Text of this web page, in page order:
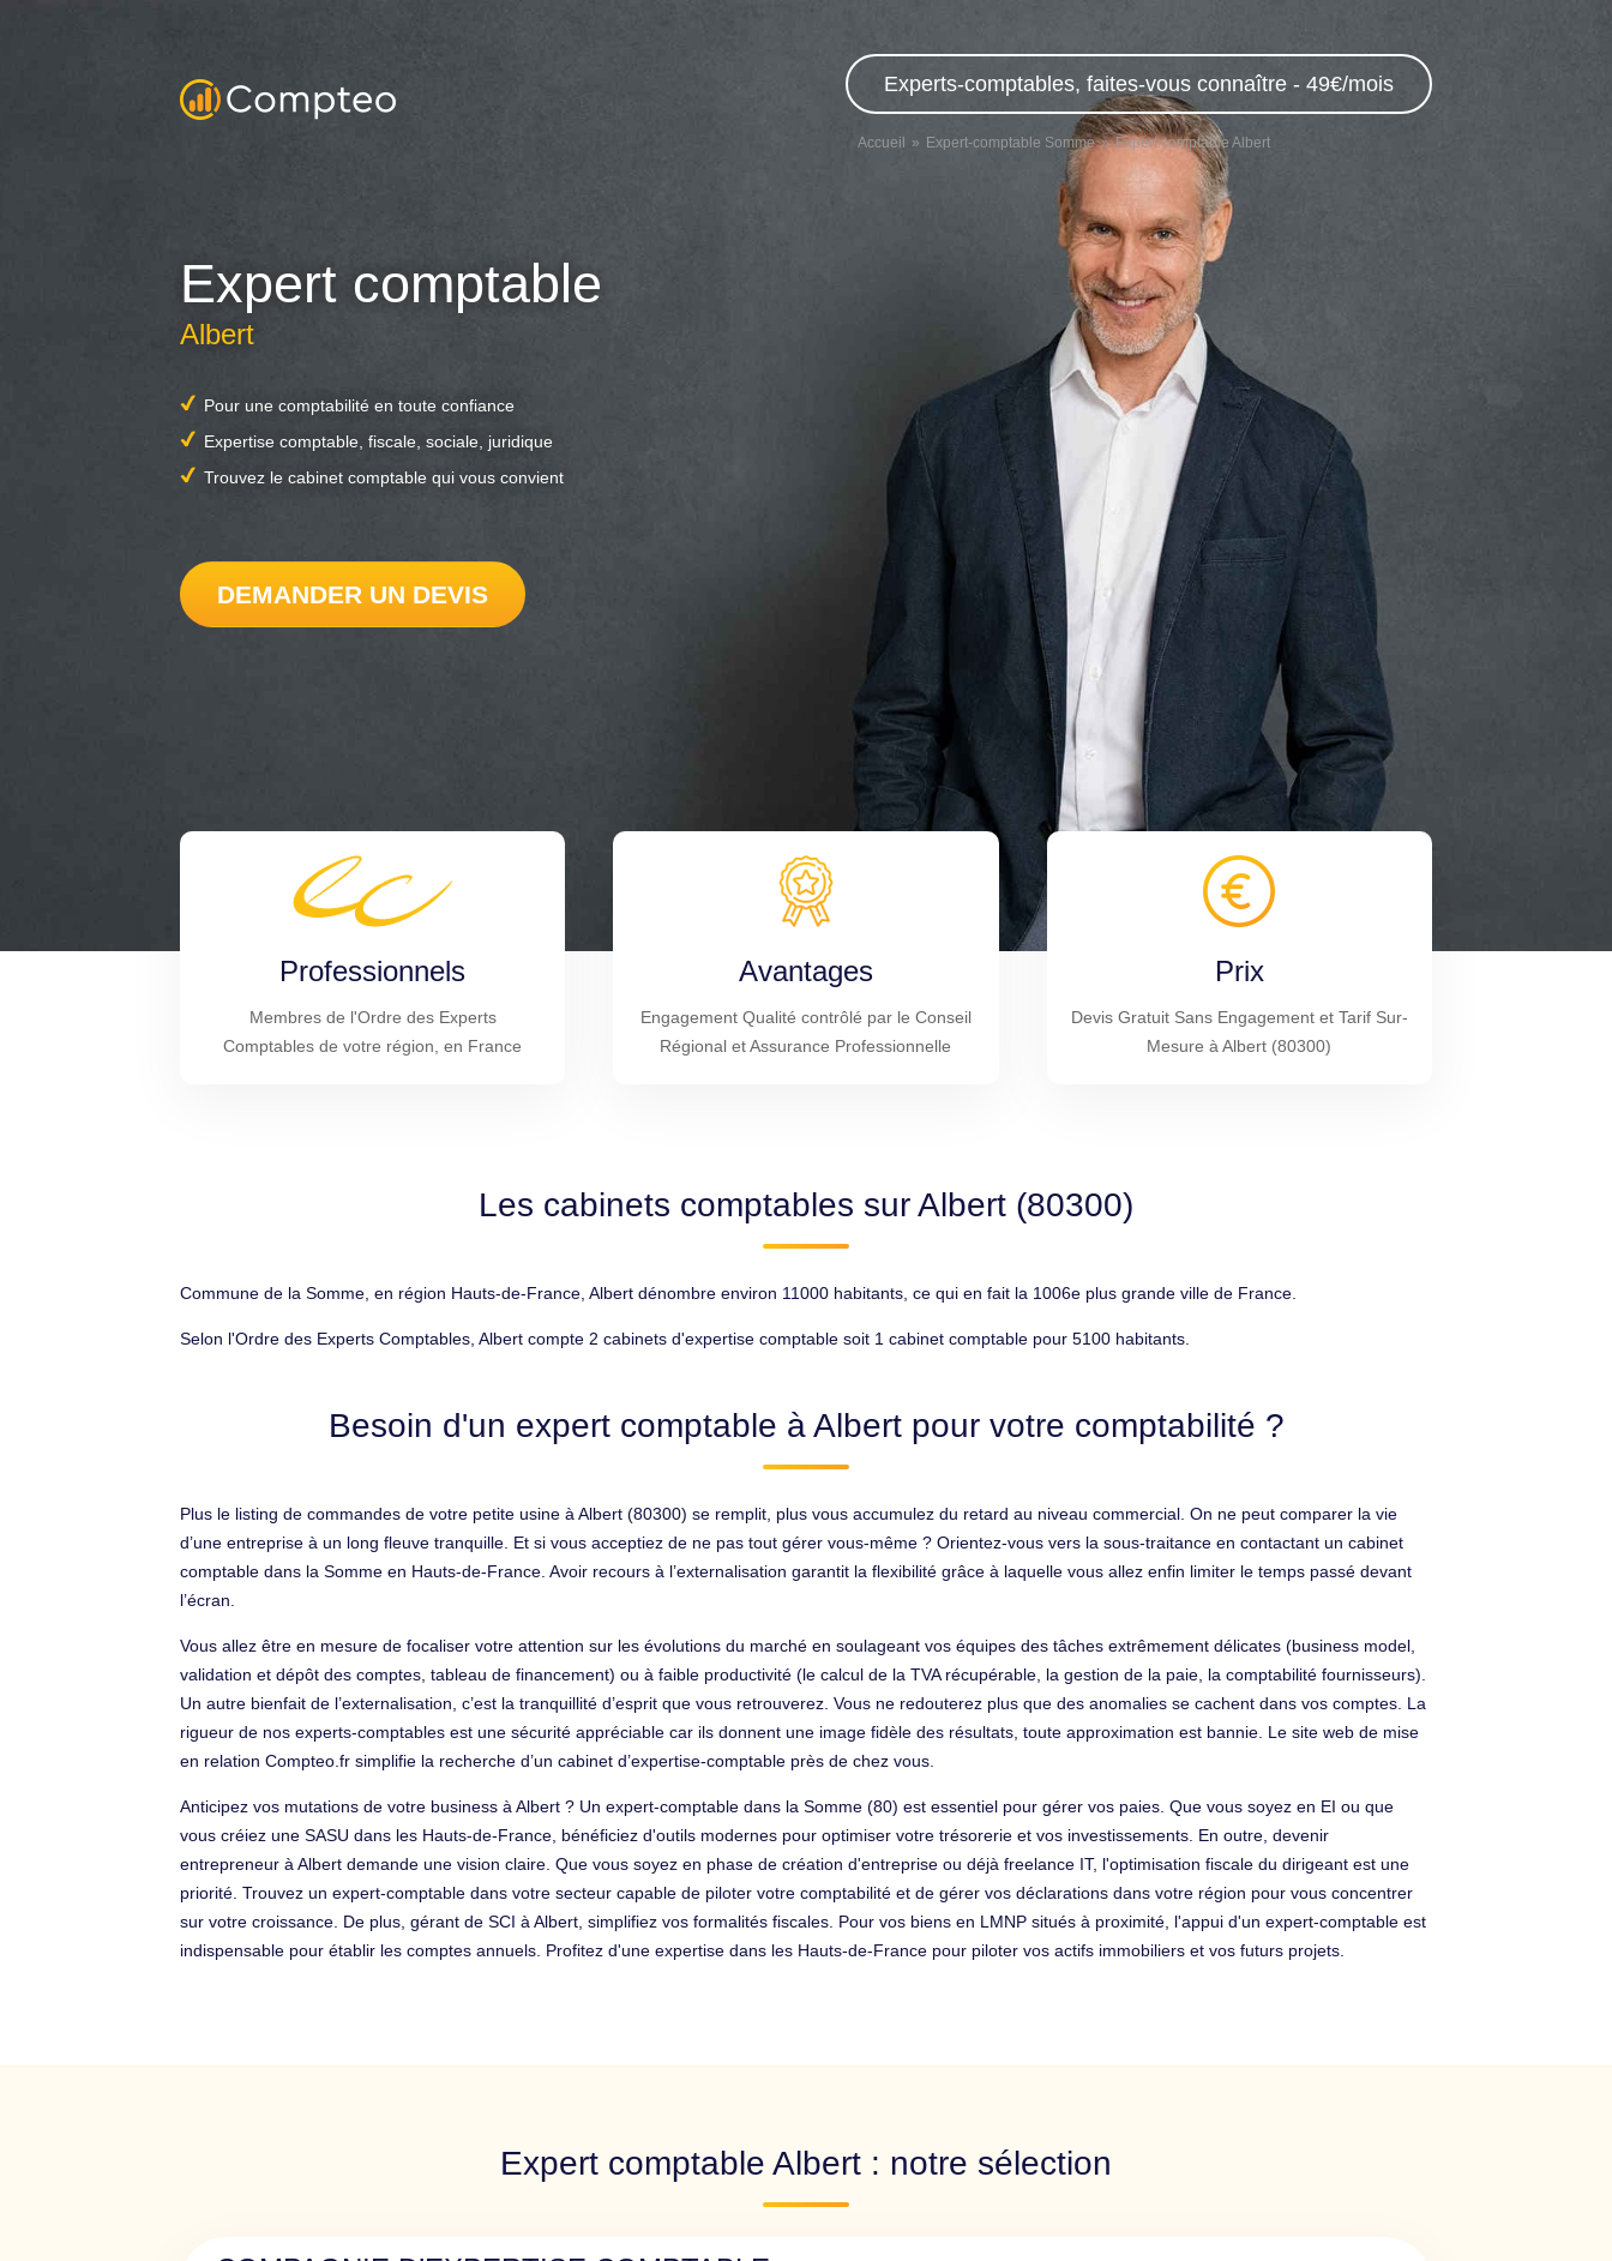
Experts-comptables, faites-vous connaître - 49€/mois
Accueil Expert-comptable Somme Expert comptable Albert
Expert comptable
Albert
Pour une comptabilité en toute confiance
Expertise comptable, fiscale, sociale, juridique
Trouvez le cabinet comptable qui vous convient
DEMANDER UN DEVIS
Professionnels
Membres de l'Ordre des Experts
Comptables de votre région, en France
Avantages
Engagement Qualité contrôlé par le Conseil
Régional et Assurance Professionnelle
Prix
Devis Gratuit Sans Engagement et Tarif Sur-
Mesure à Albert (80300)
Les cabinets comptables sur Albert (80300)
Commune de la Somme, en région Hauts-de-France, Albert dénombre environ 11000 habitants, ce qui en fait la 1006e plus grande ville de France.
Selon l'Ordre des Experts Comptables, Albert compte 2 cabinets d'expertise comptable soit 1 cabinet comptable pour 5100 habitants.
Besoin d'un expert comptable à Albert pour votre comptabilité ?
Plus le listing de commandes de votre petite usine à Albert (80300) se remplit, plus vous accumulez du retard au niveau commercial. On ne peut comparer la vie
d’une entreprise à un long fleuve tranquille. Et si vous acceptiez de ne pas tout gérer vous-même ? Orientez-vous vers la sous-traitance en contactant un cabinet
comptable dans la Somme en Hauts-de-France. Avoir recours à l’externalisation garantit la flexibilité grâce à laquelle vous allez enfin limiter le temps passé devant
l’écran.
Vous allez être en mesure de focaliser votre attention sur les évolutions du marché en soulageant vos équipes des tâches extrêmement délicates (business model,
validation et dépôt des comptes, tableau de financement) ou à faible productivité (le calcul de la TVA récupérable, la gestion de la paie, la comptabilité fournisseurs).
Un autre bienfait de l’externalisation, c’est la tranquillité d’esprit que vous retrouverez. Vous ne redouterez plus que des anomalies se cachent dans vos comptes. La
rigueur de nos experts-comptables est une sécurité appréciable car ils donnent une image fidèle des résultats, toute approximation est bannie. Le site web de mise
en relation Compteo.fr simplifie la recherche d’un cabinet d’expertise-comptable près de chez vous.
Anticipez vos mutations de votre business à Albert ? Un expert-comptable dans la Somme (80) est essentiel pour gérer vos paies. Que vous soyez en EI ou que
vous créiez une SASU dans les Hauts-de-France, bénéficiez d'outils modernes pour optimiser votre trésorerie et vos investissements. En outre, devenir
entrepreneur à Albert demande une vision claire. Que vous soyez en phase de création d'entreprise ou déjà freelance IT, l'optimisation fiscale du dirigeant est une
priorité. Trouvez un expert-comptable dans votre secteur capable de piloter votre comptabilité et de gérer vos déclarations dans votre région pour vous concentrer
sur votre croissance. De plus, gérant de SCI à Albert, simplifiez vos formalités fiscales. Pour vos biens en LMNP situés à proximité, l'appui d'un expert-comptable est
indispensable pour établir les comptes annuels. Profitez d'une expertise dans les Hauts-de-France pour piloter vos actifs immobiliers et vos futurs projets.
Expert comptable Albert : notre sélection